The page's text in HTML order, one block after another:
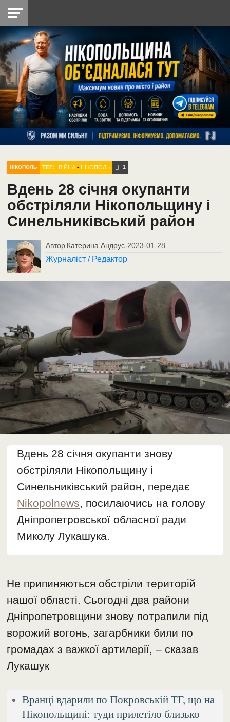
НІКОПОЛЬ
РАЙОН
СІЧЕСЛАВСЬКА
УКРАЇНА
РЕТРО
НІКОПОЛЬ
ЛАЙТ
УКРАЇНА
ДОПОМОГА
РАДІО
НІКОПОЛЬ ТЕГ: ВІЙНА •НІКОПОЛЬ 1
Вдень 28 січня окупанти
обстріляли Нікопольщину і
Синельниківський район
Автор Катерина Андрус-2023-01-28
Журналіст / Редактор
Вдень 28 січня окупанти знову
обстріляли Нікопольщину і
Синельниківський район, передає
Nikopolnews, посилаючись на голову
Дніпропетровської обласної ради
Миколу Лукашука.
Не припиняються обстріли територій
нашої області. Сьогодні два райони
Дніпропетровщини знову потрапили під
ворожий вогонь, загарбники били по
громадах з важкої артилерії, – сказав
Лукашук
Вранці вдарили по Покровській ТГ, що на
Нікопольщині: туди прилетіло близько